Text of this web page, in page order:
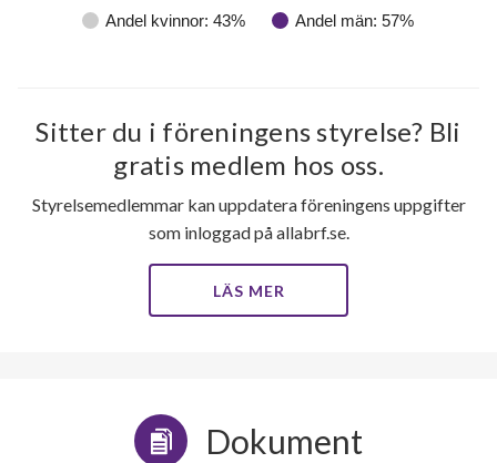
Andel kvinnor: 43% Andel män: 57%
Sitter du i föreningens styrelse? Bli
gratis medlem hos oss.
Styrelsemedlemmar kan uppdatera föreningens uppgifter
som inloggad på allabrf.se.
LÄS MER
Dokument